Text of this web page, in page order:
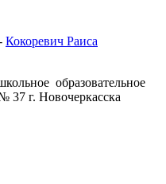
Кокоревич Раиса
образовательное
37 г. Новочеркасска